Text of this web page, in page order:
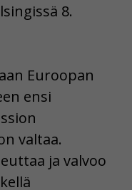
8.
Euroopan
ensi
valtaa.
ja valvoo